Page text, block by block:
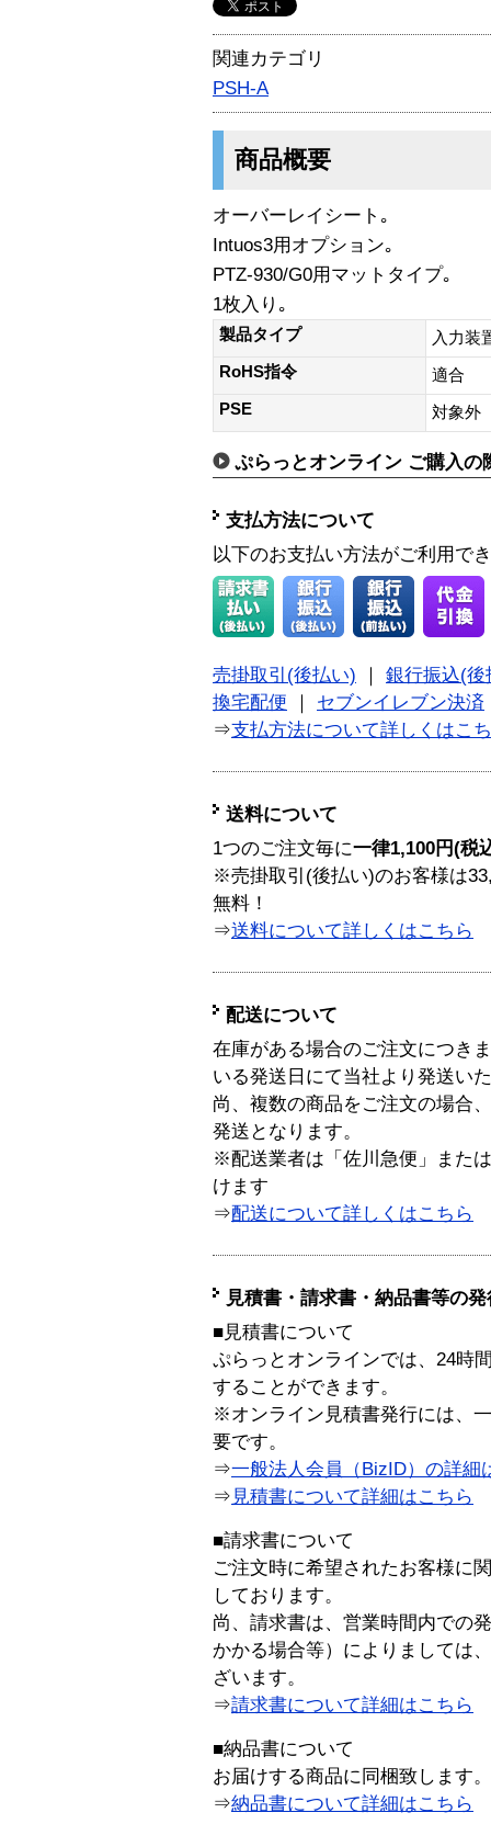
関連カテゴリ
PSH-A
商品概要
オーバーレイシート｡
Intuos3用オプション｡
PTZ-930/G0用マットタイプ｡
1枚入り｡
製品タイプ
入力装
RoHS指令
適合
PSE
対象外
ぷらっとオンライン ご購入の
支払方法について
以下のお支払い方法がご利用で
売掛取引(後払い)
銀行振込(後
換宅配便
セブンイレブン決済
⇒支払方法について詳しくはこ
送料について
1つのご注文毎に一律1,100円(税
※売掛取引(後払い)のお客様は
無料！
⇒送料について詳しくはこちら
配送について
在庫がある場合のご注文につき
いる発送日にて当社より発送い
尚、複数の商品をご注文の場合
発送となります。
※配送業者は「佐川急便」また
けます
⇒配送について詳しくはこちら
見積書・請求書・納品書等の
■見積書について
ぷらっとオンラインでは、24時
することができます。
※オンライン見積書発行には、
要です。
⇒一般法人会員（BizID）の詳細
⇒ 見積書について詳細はこちら
■請求書について
ご注文時に希望されたお客様に
しております。
尚、請求書は、営業時間内での
かかる場合等）によりましては
ざいます。
⇒請求書について詳細はこちら
■納品書について
お届けする商品に同梱致します。
⇒納品書について詳細はこちら